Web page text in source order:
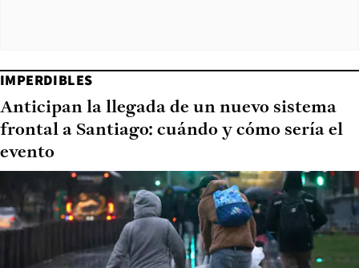
IMPERDIBLES
Anticipan la llegada de un nuevo sistema
frontal a Santiago: cuándo y cómo sería el
evento